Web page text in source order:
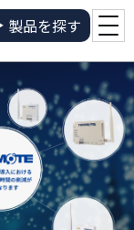
製品を探す